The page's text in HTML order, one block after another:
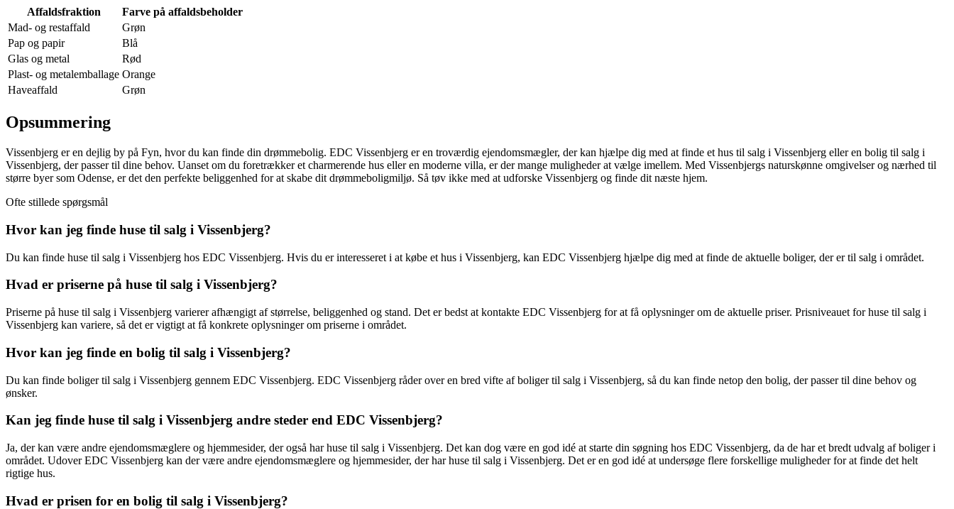
Affaldsfraktion
Farve på affaldsbeholder
Mad- og restaffald
Grøn
Pap og papir
Blå
Glas og metal
Rød
Plast- og metalemballage Orange
Haveaffald
Grøn
Opsummering
Vissenbjerg er en dejlig by på Fyn, hvor du kan finde din drømmebolig. EDC Vissenbjerg er en troværdig ejendomsmægler, der kan hjælpe dig med at finde et hus til salg i Vissenbjerg eller en bolig til salg i
Vissenbjerg, der passer til dine behov. Uanset om du foretrækker et charmerende hus eller en moderne villa, er der mange muligheder at vælge imellem. Med Vissenbjergs naturskønne omgivelser og nærhed til
større byer som Odense, er det den perfekte beliggenhed for at skabe dit drømmeboligmiljø. Så tøv ikke med at udforske Vissenbjerg og finde dit næste hjem.
Ofte stillede spørgsmål
Hvor kan jeg finde huse til salg i Vissenbjerg?
Du kan finde huse til salg i Vissenbjerg hos EDC Vissenbjerg. Hvis du er interesseret i at købe et hus i Vissenbjerg, kan EDC Vissenbjerg hjælpe dig med at finde de aktuelle boliger, der er til salg i området.
Hvad er priserne på huse til salg i Vissenbjerg?
Priserne på huse til salg i Vissenbjerg varierer afhængigt af størrelse, beliggenhed og stand. Det er bedst at kontakte EDC Vissenbjerg for at få oplysninger om de aktuelle priser. Prisniveauet for huse til salg i
Vissenbjerg kan variere, så det er vigtigt at få konkrete oplysninger om priserne i området.
Hvor kan jeg finde en bolig til salg i Vissenbjerg?
Du kan finde boliger til salg i Vissenbjerg gennem EDC Vissenbjerg. EDC Vissenbjerg råder over en bred vifte af boliger til salg i Vissenbjerg, så du kan finde netop den bolig, der passer til dine behov og
ønsker.
Kan jeg finde huse til salg i Vissenbjerg andre steder end EDC Vissenbjerg?
Ja, der kan være andre ejendomsmæglere og hjemmesider, der også har huse til salg i Vissenbjerg. Det kan dog være en god idé at starte din søgning hos EDC Vissenbjerg, da de har et bredt udvalg af boliger i
området. Udover EDC Vissenbjerg kan der være andre ejendomsmæglere og hjemmesider, der har huse til salg i Vissenbjerg. Det er en god idé at undersøge flere forskellige muligheder for at finde det helt
rigtige hus.
Hvad er prisen for en bolig til salg i Vissenbjerg?